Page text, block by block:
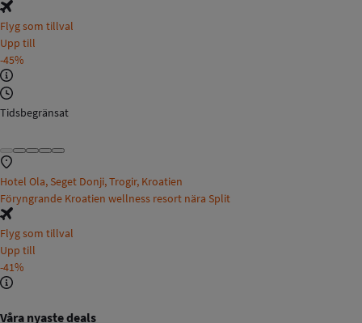
Flyg som tillval
Upp till
-45%
Tidsbegränsat
Hotel Ola, Seget Donji, Trogir, Kroatien
Föryngrande Kroatien wellness resort nära Split
Flyg som tillval
Upp till
-41%
Våra nyaste deals